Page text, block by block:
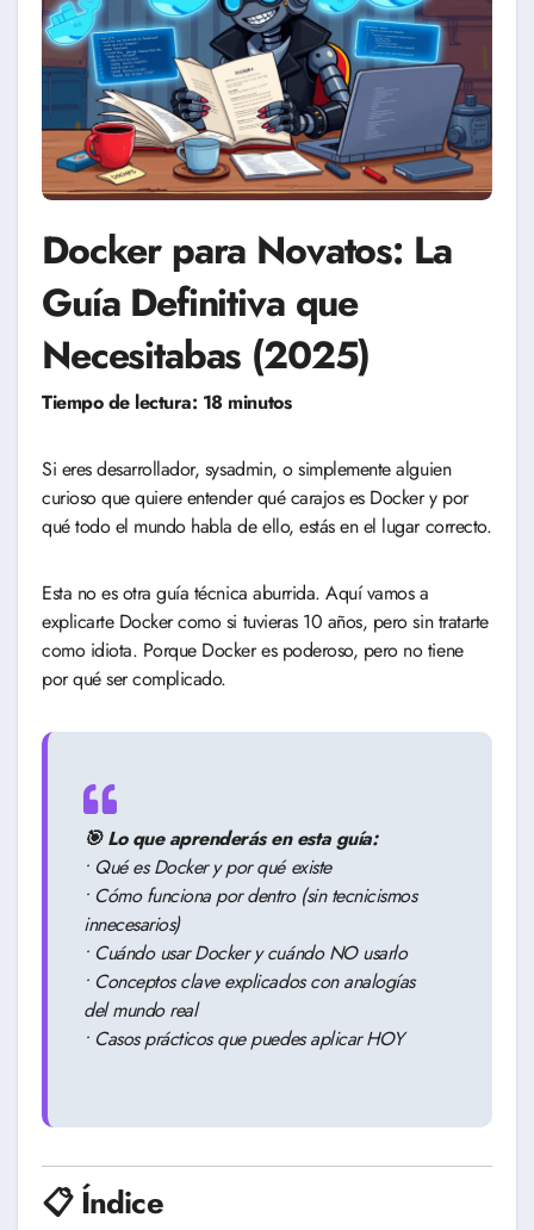
Docker para Novatos: La
Guía Definitiva que
Necesitabas (2025)
Tiempo de lectura: 18 minutos
Si eres desarrollador, sysadmin, o simplemente alguien
curioso que quiere entender qué carajos es Docker y por
qué todo el mundo habla de ello, estás en el lugar correcto.
Esta no es otra guía técnica aburrida. Aquí vamos a
explicarte Docker como si tuvieras 10 años, pero sin tratarte
como idiota. Porque Docker es poderoso, pero no tiene
por qué ser complicado.
🎯 Lo que aprenderás en esta guía:
• Qué es Docker y por qué existe
• Cómo funciona por dentro (sin tecnicismos
innecesarios)
• Cuándo usar Docker y cuándo NO usarlo
• Conceptos clave explicados con analogías
del mundo real
• Casos prácticos que puedes aplicar HOY
📋 Índice